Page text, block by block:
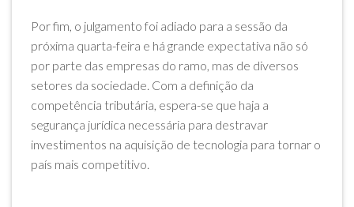
Por fim, o julgamento foi adiado para a sessão da
próxima quarta-feira e há grande expectativa não só
por parte das empresas do ramo, mas de diversos
setores da sociedade. Com a definição da
competência tributária, espera-se que haja a
segurança jurídica necessária para destravar
investimentos na aquisição de tecnologia para tornar o
país mais competitivo.